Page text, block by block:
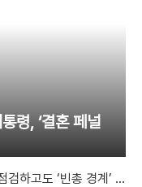
령, ‘결혼 페널
도 ‘빈총 경계’ 몰랐다